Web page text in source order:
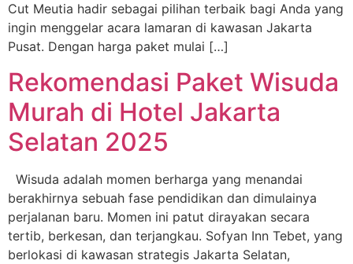
Cut Meutia hadir sebagai pilihan terbaik bagi Anda yang
ingin menggelar acara lamaran di kawasan Jakarta
Pusat. Dengan harga paket mulai […]
Rekomendasi Paket Wisuda
Murah di Hotel Jakarta
Selatan 2025
Wisuda adalah momen berharga yang menandai
berakhirnya sebuah fase pendidikan dan dimulainya
perjalanan baru. Momen ini patut dirayakan secara
tertib, berkesan, dan terjangkau. Sofyan Inn Tebet, yang
berlokasi di kawasan strategis Jakarta Selatan,